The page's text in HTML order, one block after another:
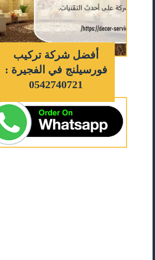
أفضل شركة تركيب
فورسيلنج في الفجيرة :
0542740721